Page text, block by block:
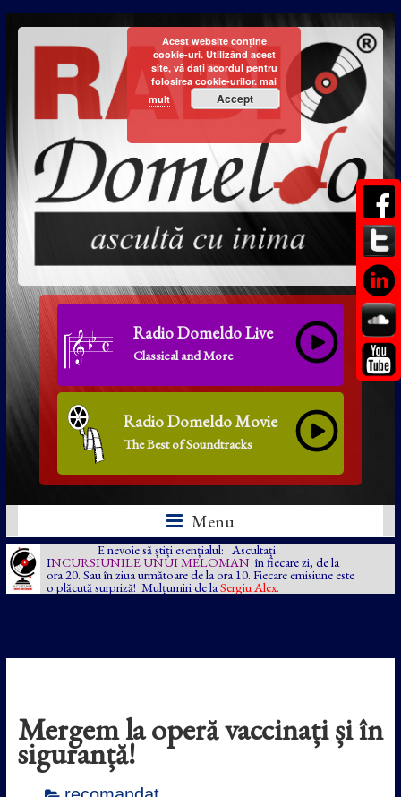
Radio Domeldo Live
Classical and More
Radio Domeldo Movie
The Best of Soundtracks
Menu
E nevoie să știți esențialul: Ascultați
INCURSIUNILE UNUI MELOMAN în fiecare zi, de la
ora 20. Sau în ziua următoare de la ora 10. Fiecare emisiune este
o plăcută surpriză! Mulțumiri de la Sergiu Alex.
Mergem la operă vaccinați și în
siguranță!
Acest website conține
cookie-uri. Utilizând acest
site, vă dați acordul pentru
folosirea cookie-urilor. mai
mult
Accept